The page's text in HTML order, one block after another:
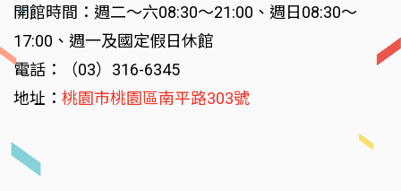
開館時間：週二～六08:30～21:00、週日08:30～
17:00、週一及國定假日休館
電話：（03）316-6345
地址： 桃園市桃園區南平路303號